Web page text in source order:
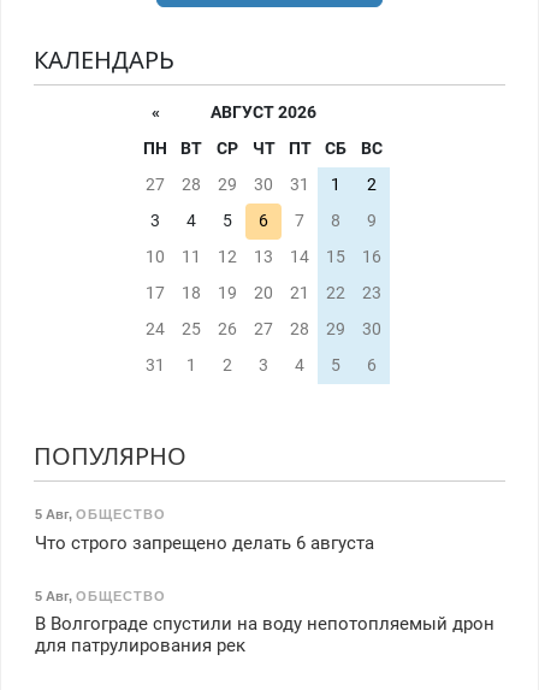
КАЛЕНДАРЬ
«
АВГУСТ 2026
ПН
ВТ СР ЧТ ПТ СБ
ВС
27
28 29 30 31 1
2
3
4 5 6 7 8
9
10
11 12 13 14 15
16
17
18 19 20 21 22
23
24
25 26 27 28 29
30
31
1 2 3 4 5 6
ПОПУЛЯРНО
5 Авг, ОБЩЕСТВО
Что строго запрещено делать 6 августа
5 Авг, ОБЩЕСТВО
В Волгограде спустили на воду непотопляемый дрон
для патрулирования рек